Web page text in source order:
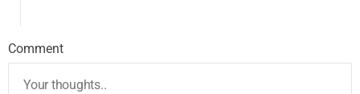
Comment